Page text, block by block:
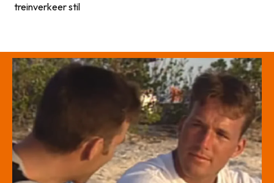
treinverkeer stil